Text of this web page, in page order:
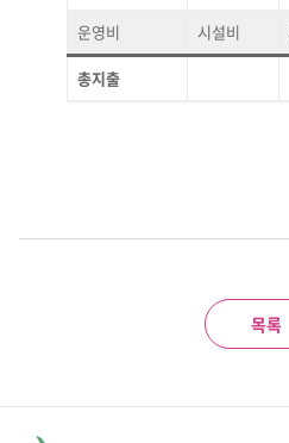
운영비
시설비
총지출
목록